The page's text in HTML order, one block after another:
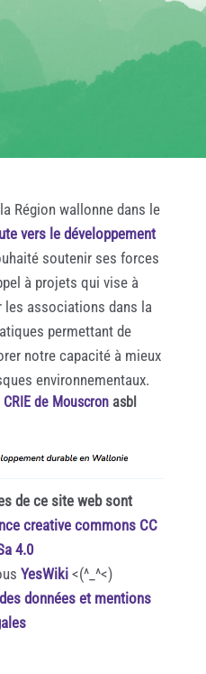
Région wallonne dans le
vers le développement
soutenir ses forces
à projets qui vise à
les associations dans la
permettant de
notre capacité à mieux
environnementaux.
CRIE de Mouscronasbl
de ce site web sont
creative commons CC
4.0
YesWiki<(^_^<)
données et mentions